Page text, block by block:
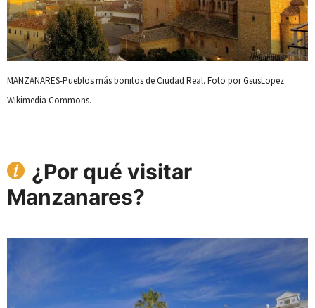
MANZANARES-Pueblos más bonitos de Ciudad Real. Foto por GsusLopez.
Wikimedia Commons.
¿Por qué visitar
Manzanares?